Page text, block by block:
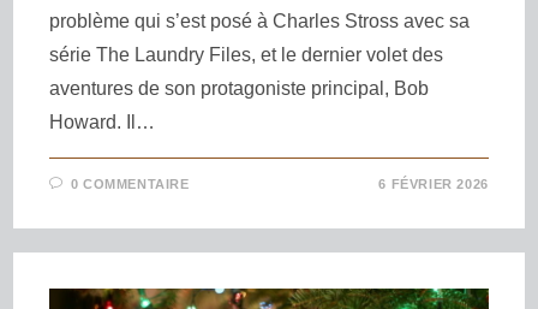
problème qui s’est posé à Charles Stross avec sa
série The Laundry Files, et le dernier volet des
aventures de son protagoniste principal, Bob
Howard. Il…
0 COMMENTAIRE 6 FÉVRIER 2026